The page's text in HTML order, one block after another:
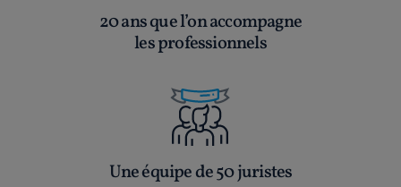
20 ans que l’on accompagne
les professionnels
Une équipe de 50 juristes